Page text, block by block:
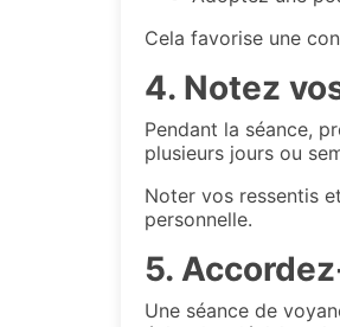
Cela favorise une
4. Notez
Pendant la séance,
plusieurs jours ou
Noter vos ressentis
personnelle.
5.
Une séance de